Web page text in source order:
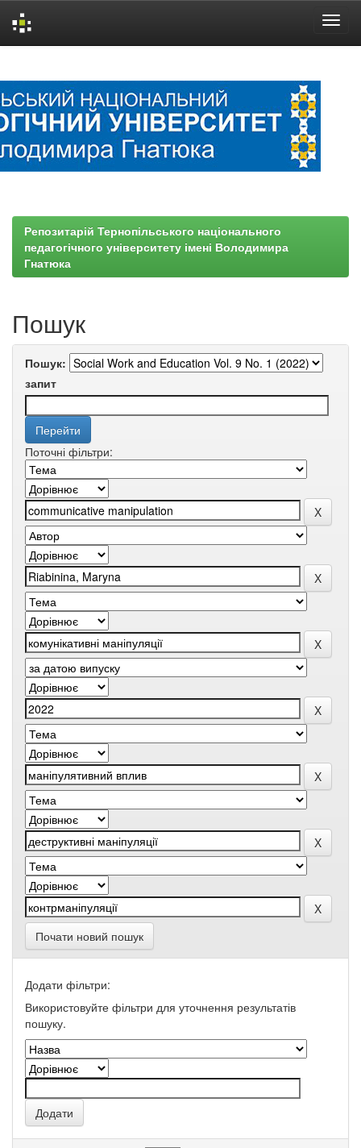
Репозитарій Тернопільського національного
педагогічного університету імені Володимира
Гнатюка
Пошук
Пошук:
запит
Поточні фільтри:
Почати новий пошук
Додати фільтри:
Використовуйте фільтри для уточнення результатів
пошуку.